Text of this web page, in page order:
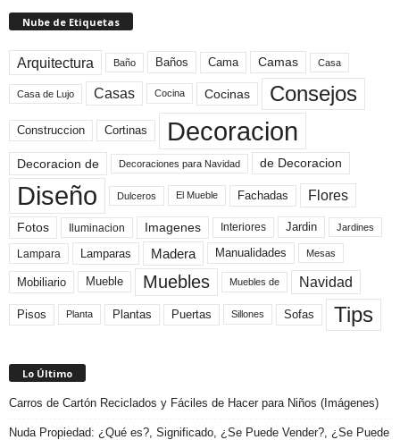
Nube de Etiquetas
Arquitectura Baño Baños Cama Camas Casa
Casa de Lujo Casas Cocina Cocinas Consejos
Construccion Cortinas Decoracion
Decoracion de Decoraciones para Navidad de Decoracion
Diseño Dulceros El Mueble Fachadas Flores
Fotos Iluminacion Imagenes Interiores Jardin Jardines
Lampara Lamparas Madera Manualidades Mesas
Mobiliario Mueble Muebles Muebles de Navidad
Pisos Planta Plantas Puertas Sillones Sofas Tips
Lo Último
Carros de Cartón Reciclados y Fáciles de Hacer para Niños (Imágenes)
Nuda Propiedad: ¿Qué es?, Significado, ¿Se Puede Vender?, ¿Se Puede